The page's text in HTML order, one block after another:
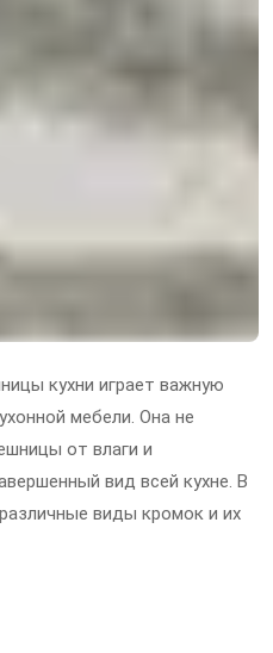
кухни играет важную
мебели. Она не
от влаги и
вид всей кухне. В
виды кромок и их